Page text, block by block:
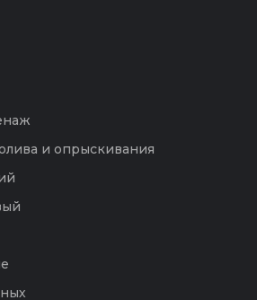
и опрыскивания